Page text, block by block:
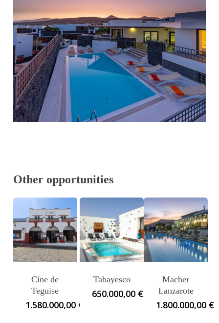
Other opportunities
Cine de
Teguise
1.580.000,00 €
Tabayesco
650.000,00 €
Macher
Lanzarote
1.800.000,00 €